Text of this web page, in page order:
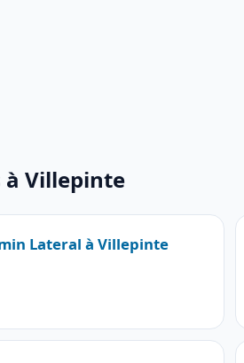
à Villepinte
Lateral à Villepinte